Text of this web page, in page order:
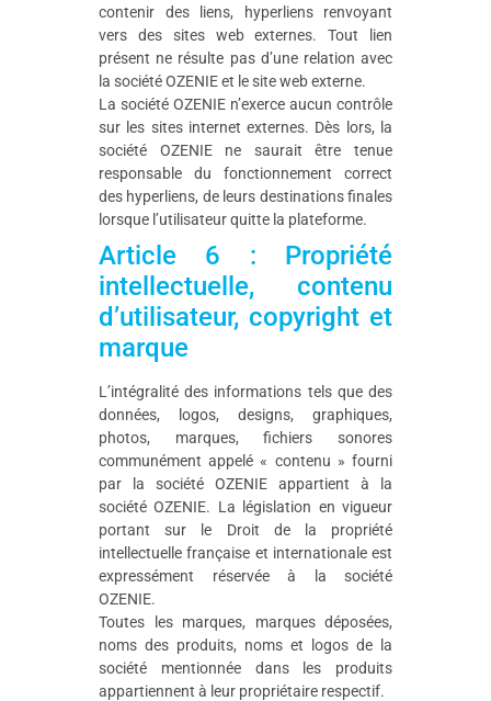
contenir des liens, hyperliens renvoyant
vers des sites web externes. Tout lien
présent ne résulte pas d’une relation avec
la société OZENIE et le site web externe.
La société OZENIE n’exerce aucun contrôle
sur les sites internet externes. Dès lors, la
société OZENIE ne saurait être tenue
responsable du fonctionnement correct
des hyperliens, de leurs destinations finales
lorsque l’utilisateur quitte la plateforme.
Article 6 : Propriété
intellectuelle, contenu
d’utilisateur, copyright et
marque
L’intégralité des informations tels que des
données, logos, designs, graphiques,
photos, marques, fichiers sonores
communément appelé « contenu » fourni
par la société OZENIE appartient à la
société OZENIE. La législation en vigueur
portant sur le Droit de la propriété
intellectuelle française et internationale est
expressément réservée à la société
OZENIE.
Toutes les marques, marques déposées,
noms des produits, noms et logos de la
société mentionnée dans les produits
appartiennent à leur propriétaire respectif.